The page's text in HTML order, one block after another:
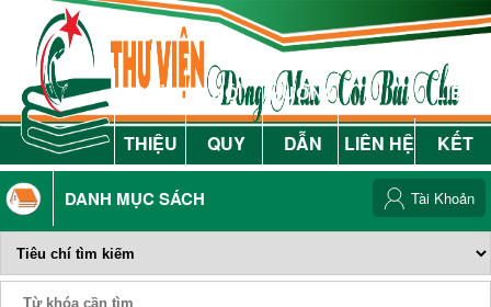
GIỚI
THIỆU
NỘI
QUY
HƯỚNG
DẪN
LIÊN HỆ
LIÊN
KẾT
DANH MỤC SÁCH Tài Khoản